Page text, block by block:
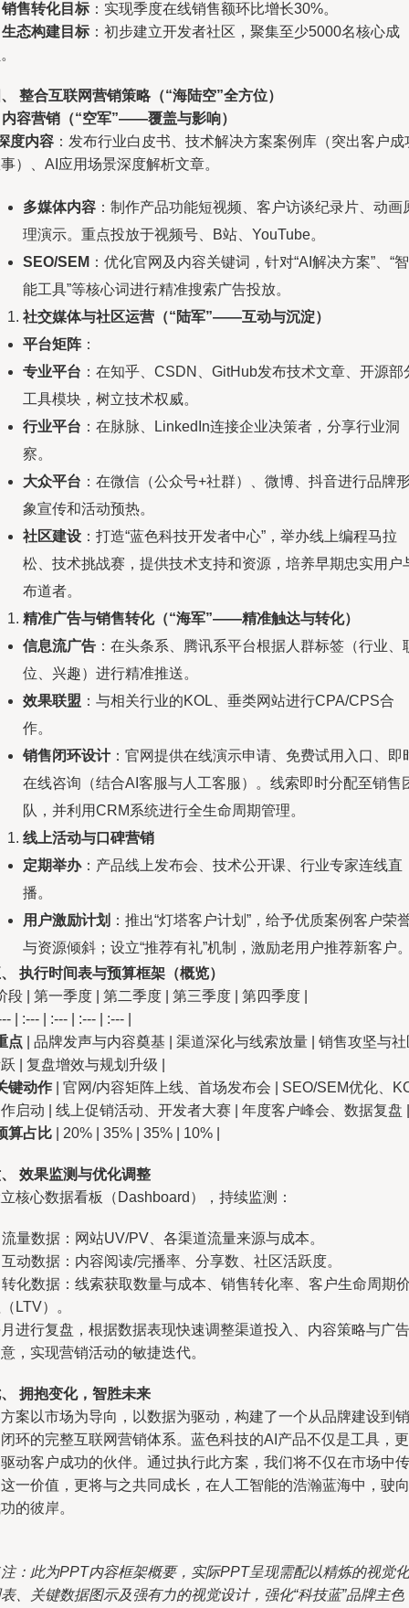
销售转化目标 ：实现季度在线销售额环比增长30%。
生态构建目标 ：初步建立开发者社区，聚集至少5000名核心成
整合互联网营销策略（“海陆空”全方位）
内容营销（“空军”——覆盖与影响）
度内容 ：发布行业白皮书、技术解决方案案例库（突出客户成
）、AI应用场景深度解析文章。
多媒体内容 ：制作产品功能短视频、客户访谈纪录片、动画
理演示。重点投放于视频号、B站、YouTube。
SEO/SEM ：优化官网及内容关键词，针对“AI解决方案”、“智
能工具”等核心词进行精准搜索广告投放。
社交媒体与社区运营（“陆军”——互动与沉淀）
平台矩阵：
专业平台 ：在知乎、CSDN、GitHub发布技术文章、开源部
工具模块，树立技术权威。
行业平台 ：在脉脉、LinkedIn连接企业决策者，分享行业洞
察。
大众平台 ：在微信（公众号+社群）、微博、抖音进行品牌
象宣传和活动预热。
社区建设 ：打造“蓝色科技开发者中心”，举办线上编程马拉
松、技术挑战赛，提供技术支持和资源，培养早期忠实用户
布道者。
精准广告与销售转化（“海军”——精准触达与转化）
信息流广告 ：在头条系、腾讯系平台根据人群标签（行业、
位、兴趣）进行精准推送。
效果联盟 ：与相关行业的KOL、垂类网站进行CPA/CPS合
作。
销售闭环设计：官网提供在线演示申请、免费试用入口、即
在线咨询（结合AI客服与人工客服）。线索即时分配至销售
队，并利用CRM系统进行全生命周期管理。
线上活动与口碑营销
定期举办：产品线上发布会、技术公开课、行业专家连线直
播。
用户激励计划 ：推出“灯塔客户计划”，给予优质案例客户荣
与资源倾斜；设立“推荐有礼”机制，激励老用户推荐新客户
执行时间表与预算框架（概览）
段 | 第一季度 | 第二季度 | 第三季度 | 第四季度 |
| :--- | :--- | :--- | :--- |
点 | 品牌发声与内容奠基 | 渠道深化与线索放量 | 销售攻坚与
| 复盘增效与规划升级 |
键动作 | 官网/内容矩阵上线、首场发布会 | SEO/SEM优化、
启动 | 线上促销活动、开发者大赛 | 年度客户峰会、数据复盘 |
算占比 | 20% | 35% | 35% | 10% |
效果监测与优化调整
核心数据看板（Dashboard），持续监测：
量数据：网站UV/PV、各渠道流量来源与成本。
动数据：内容阅读/完播率、分享数、社区活跃度。
化数据：线索获取数量与成本、销售转化率、客户生命周期
LTV）。
进行复盘，根据数据表现快速调整渠道投入、内容策略与广告
，实现营销活动的敏捷迭代。
拥抱变化，智胜未来
案以市场为导向，以数据为驱动，构建了一个从品牌建设到销
环的完整互联网营销体系。蓝色科技的AI产品不仅是工具，更
动客户成功的伙伴。通过执行此方案，我们将不仅在市场中传
一价值，更将与之共同成长，在人工智能的浩瀚蓝海中，驶向
的彼岸。
：此为PPT内容框架概要，实际PPT呈现需配以精炼的视觉化
、关键数据图示及强有力的视觉设计，强化“科技蓝”品牌主色